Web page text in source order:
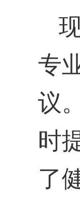
专
议
时
了